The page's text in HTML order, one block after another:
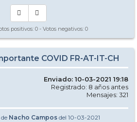
positivos: 0 - Votos negativos: 0
COVID FR-AT-IT-CH
Enviado: 10-03-2021 19:18
Registrado: 8 años antes
Mensajes: 321
Nacho Campos del 10-03-2021